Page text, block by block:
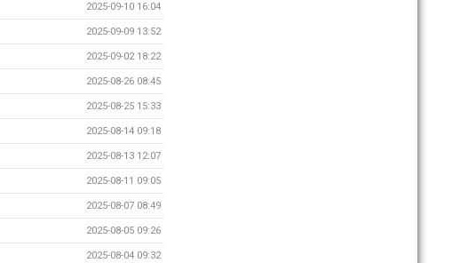
2025-09-10 16:04
2025-09-09 13:52
2025-09-02 18:22
2025-08-26 08:45
2025-08-25 15:33
2025-08-14 09:18
2025-08-13 12:07
2025-08-11 09:05
2025-08-07 08:49
2025-08-05 09:26
2025-08-04 09:32